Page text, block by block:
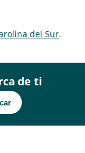
del Sur.
de ti